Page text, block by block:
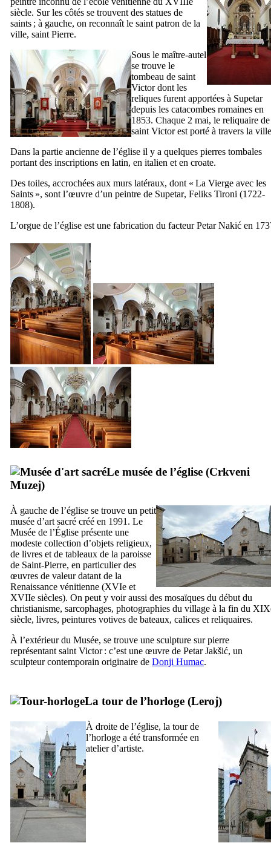
siècle. Sur les côtés se trouvent des statues de
saints ; à gauche, on reconnaît le saint patron de la
ville, saint Pierre.
Sous le maître-autel
se trouve le
tombeau de saint
Victor dont les
reliques furent apportées à Supetar
depuis les catacombes romaines en
1853. Chaque 2 mai, le reliquaire de
saint Victor est porté à travers la
Dans la partie ancienne de l’église il y a quelques pierres tombales
portant des inscriptions en latin, en italien et en croate.
Des toiles, accrochées aux murs latéraux, dont « La Vierge avec les
Saints », sont l’œuvre d’un peintre de Supetar, Feliks Tironi (1722-
1808).
L’orgue de l’église est une fabrication du facteurPetar Nakić en
Le musée de l’église (Crkveni
Muzej)
À gauche de l’église se trouve un petit
musée d’art sacré créé en 1991. Le
Musée de l’Église présente une
modeste collection d’objets religieux,
de livres et de tableaux de la paroisse
de Saint-Pierre, en particulier des
œuvres de valeur datant de la
Renaissance vénitienne (XVIe et
XVIIe siècles). On peut y voir aussi des mosaïques du début du
christianisme, sarcophages, photographies du village à la fin du
siècle, livres, peintures votives de bateaux, calices et reliquaires.
À l’extérieur du Musée, se trouve une sculpture sur pierre
représentant saint Victor : c’est une œuvre de Petar Jakšić, un
sculpteur contemporain originaire de Donji Humac.
La tour de l’horloge (Leroj)
À droite de l’église, la tour de
l’horloge a été transformée en
atelier d’artiste.